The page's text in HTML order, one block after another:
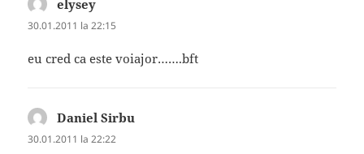
elysey
30.01.2011 la 22:15
eu cred ca este voiajor…….bft
Daniel Sirbu
30.01.2011 la 22:22